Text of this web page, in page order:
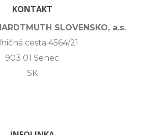
KONTAKT
SLOVENSKO, a.s.
cesta 4564/21
903 01 Senec
SK